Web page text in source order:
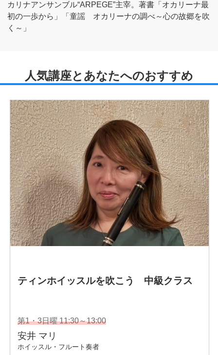
カリナアンサンブル“ARPEGE”主宰。著書「オカリーナ最
初の一歩から」「童謡 オカリーナの調べ～心の故郷を吹
く～」